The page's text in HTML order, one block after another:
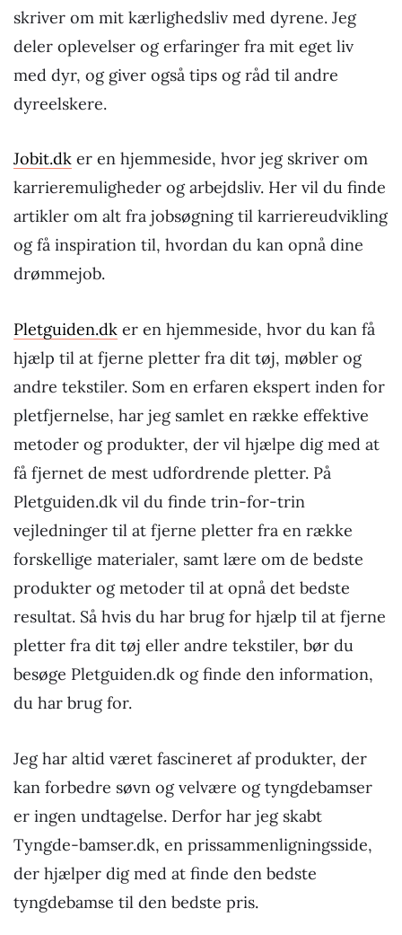
skriver om mit kærlighedsliv med dyrene. Jeg
deler oplevelser og erfaringer fra mit eget liv
med dyr, og giver også tips og råd til andre
dyreelskere.
Jobit.dk er en hjemmeside, hvor jeg skriver om
karrieremuligheder og arbejdsliv. Her vil du finde
artikler om alt fra jobsøgning til karriereudvikling
og få inspiration til, hvordan du kan opnå dine
drømmejob.
Pletguiden.dk er en hjemmeside, hvor du kan få
hjælp til at fjerne pletter fra dit tøj, møbler og
andre tekstiler. Som en erfaren ekspert inden for
pletfjernelse, har jeg samlet en række effektive
metoder og produkter, der vil hjælpe dig med at
få fjernet de mest udfordrende pletter. På
Pletguiden.dk vil du finde trin-for-trin
vejledninger til at fjerne pletter fra en række
forskellige materialer, samt lære om de bedste
produkter og metoder til at opnå det bedste
resultat. Så hvis du har brug for hjælp til at fjerne
pletter fra dit tøj eller andre tekstiler, bør du
besøge Pletguiden.dk og finde den information,
du har brug for.
Jeg har altid været fascineret af produkter, der
kan forbedre søvn og velvære og tyngdebamser
er ingen undtagelse. Derfor har jeg skabt
Tyngde-bamser.dk, en prissammenligningsside,
der hjælper dig med at finde den bedste
tyngdebamse til den bedste pris.